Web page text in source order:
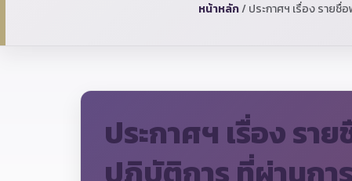
หน้าหลัก/ ประกาศฯ เรื่อง ราย
ประกาศฯ เรื่อง รา